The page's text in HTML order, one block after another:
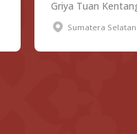
Griya Tuan
Sumatera Selatan